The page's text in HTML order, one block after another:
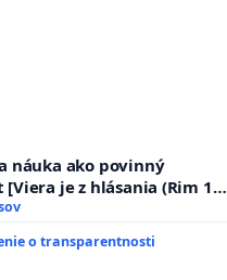
náuka ako povinný
je z hlásania (Rim 10,
o transparentnosti